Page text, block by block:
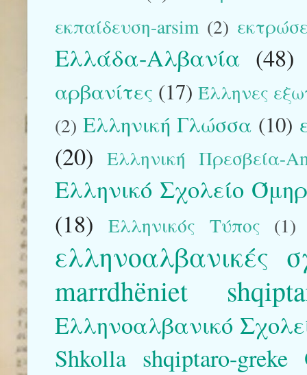
εκπαίδευση-arsim (2)
Ελλάδα-Αλβανία (48)
αρβανίτες (17) Έλληνες
(2) Ελληνική Γλώσσα (10)
(20) Ελληνική Πρεσβεία-
Ελληνικό Σχολείο
(18)
Ελληνικός Τύπος (1)
ελληνοαλβανικές
marrdhëniet
Ελληνοαλβανικό
Shkolla shqiptaro-greke